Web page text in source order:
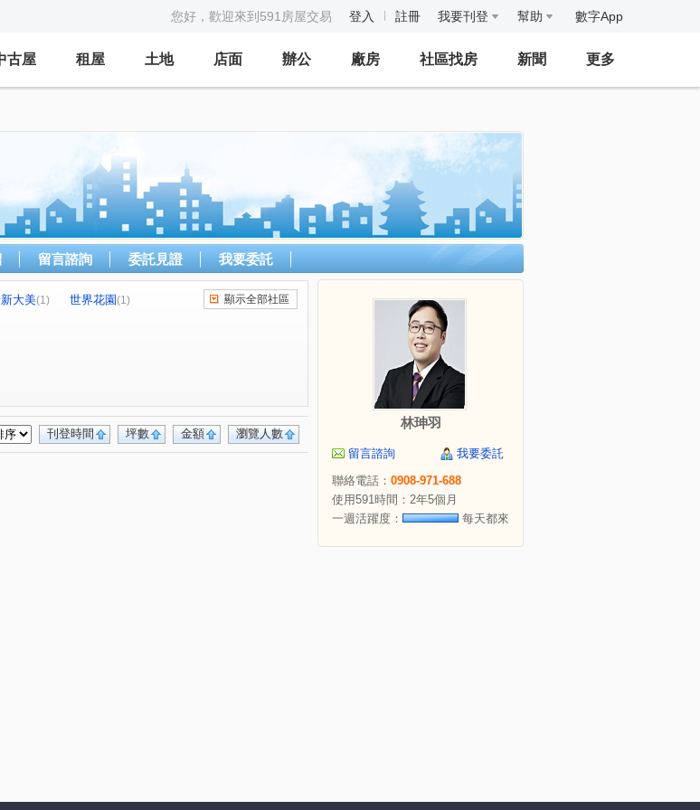
您好，歡迎來到591房屋交易 登入 註冊 我要刊登 幫助 數字App
古屋 租屋 土地 店面 辦公 廠房 社區找房 新聞 更多
留言諮詢 委託見證 我要委託
大美(1) 世界花園(1)
(1) 福美街(2) 信義路(1)
顯示全部社區
瀏覽人數
金額
坪數
刊登時間
林珅羽
留言諮詢
我要委託
聯絡電話： 0908-971-688
使用591時間：2年5個月
一週活躍度：
每天都來